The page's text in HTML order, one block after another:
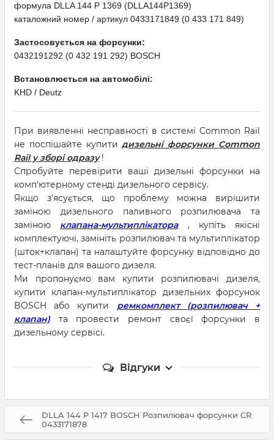
формула DLLA 144 P 1369 (DLLA144P1369)
каталожний номер / артикул 0433171849 (0 433 171 849)
Застосовується на форсунки:
0432191292 (0 432 191 292) BOSCH
Встановлюється на автомобілі:
KHD / Deutz
При виявленні несправності в системі Common Rail
не поспішайте купитидизельні форсунки Common
Rail у зборі одразу!
Спробуйте перевірити ваші дизельні форсунки на
комп'ютерному стенді дизельного сервісу.
Якщо з'ясується, що проблему можна вирішити
заміною дизельного паливного розпилювача та
заміною клапана-мультиплікатора, купіть якісні
комплектуючі, замініть розпилювач та мультиплікатор
(шток+клапан) та налаштуйте форсунку відповідно до
тест-планів для вашого дизеля.
Ми пропонуємо вам купити розпилювачі дизеля,
купити клапан-мультиплікатор дизельних форсунок
BOSCH або купити ремкомплект (розпилювач +
клапан) та провести ремонт своєї форсунки в
дизельному сервісі.
Відгуки
DLLA 144 P 1417 BOSCH Розпилювач форсунки CR
0433171878